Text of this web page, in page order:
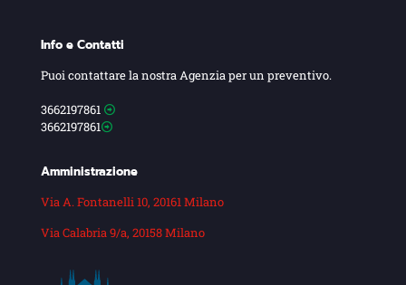
Info e Contatti
Puoi contattare la nostra Agenzia per un preventivo.
3662197861
3662197861
Amministrazione
Via A. Fontanelli 10, 20161 Milano
Via Calabria 9/a, 20158 Milano